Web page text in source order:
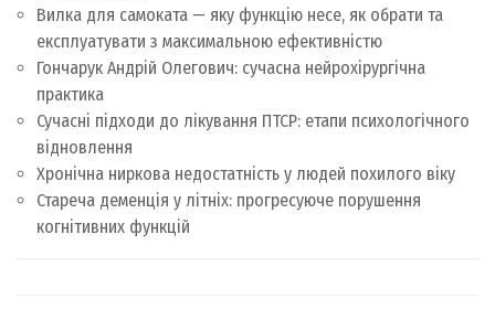
Вилка для самоката — яку функцію несе, як обрати та
експлуатувати з максимальною ефективністю
Гончарук Андрій Олегович: сучасна нейрохірургічна
практика
Сучасні підходи до лікування ПТСР: етапи психологічного
відновлення
Хронічна ниркова недостатність у людей похилого віку
Стареча деменція у літніх: прогресуюче порушення
когнітивних функцій